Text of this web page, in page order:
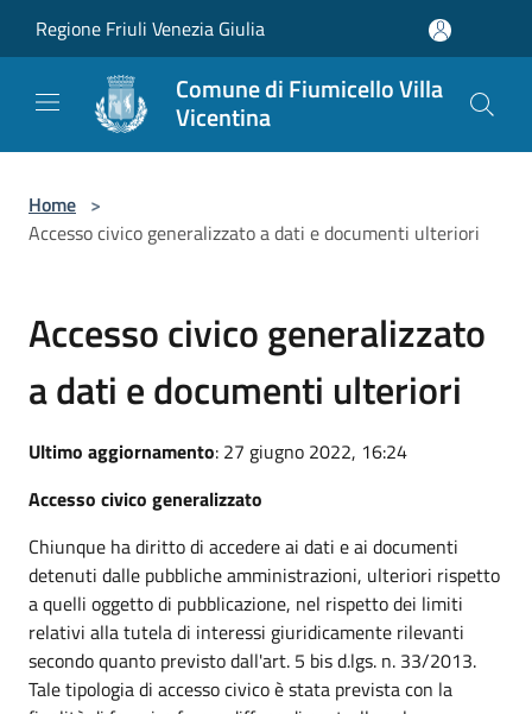
Regione Friuli Venezia Giulia
Comune di Fiumicello Villa
Vicentina
Home >
Accesso civico generalizzato a dati e documenti ulteriori
Accesso civico generalizzato
a dati e documenti ulteriori
Ultimo aggiornamento: 27 giugno 2022, 16:24
Accesso civico generalizzato
Chiunque ha diritto di accedere ai dati e ai documenti
detenuti dalle pubbliche amministrazioni, ulteriori rispetto
a quelli oggetto di pubblicazione, nel rispetto dei limiti
relativi alla tutela di interessi giuridicamente rilevanti
secondo quanto previsto dall'art. 5 bis d.lgs. n. 33/2013.
Tale tipologia di accesso civico è stata prevista con la